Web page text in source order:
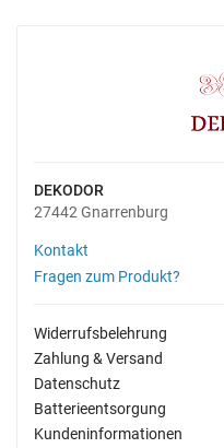
DEKODOR
27442 Gnarrenburg
Kontakt
Fragen zum Produkt?
Widerrufsbelehrung
Zahlung & Versand
Datenschutz
Batterieentsorgung
Kundeninformationen